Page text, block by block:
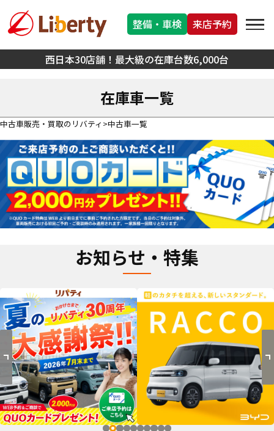
西日本30店舗！最大級の在庫台数6,000台
整備・車検 来店予約
在庫車一覧
中古車販売・買取のリバティ 中古車一覧
お知らせ・特集